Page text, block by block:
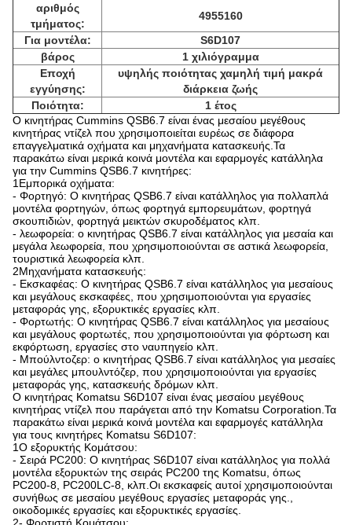
αριθμός
τμήματος:
4955160
Για μοντέλα:
S6D107
βάρος
1 χιλιόγραμμα
Εποχή
εγγύησης:
υψηλής ποιότητας χαμηλή τιμή μακρά
διάρκεια ζωής
Ποιότητα:
1 έτος
Ο κινητήρας Cummins QSB6.7 είναι ένας μεσαίου μεγέθους
κινητήρας ντίζελ που χρησιμοποιείται ευρέως σε διάφορα
επαγγελματικά οχήματα και μηχανήματα κατασκευής.Τα
παρακάτω είναι μερικά κοινά μοντέλα και εφαρμογές κατάλληλα
για την Cummins QSB6.7 κινητήρες:
1Εμπορικά οχήματα:
- Φορτηγό: Ο κινητήρας QSB6.7 είναι κατάλληλος για πολλαπλά
μοντέλα φορτηγών, όπως φορτηγά εμπορευμάτων, φορτηγά
σκουπιδιών, φορτηγά μεικτών σκυροδέματος κλπ.
- λεωφορεία: ο κινητήρας QSB6.7 είναι κατάλληλος για μεσαία και
μεγάλα λεωφορεία, που χρησιμοποιούνται σε αστικά λεωφορεία,
τουριστικά λεωφορεία κλπ.
2Μηχανήματα κατασκευής:
- Εκσκαφέας: Ο κινητήρας QSB6.7 είναι κατάλληλος για μεσαίους
και μεγάλους εκσκαφέες, που χρησιμοποιούνται για εργασίες
μεταφοράς γης, εξορυκτικές εργασίες κλπ.
- Φορτωτής: Ο κινητήρας QSB6.7 είναι κατάλληλος για μεσαίους
και μεγάλους φορτωτές, που χρησιμοποιούνται για φόρτωση και
εκφόρτωση, εργασίες στο ναυπηγείο κλπ.
- Μπούλντοζερ: ο κινητήρας QSB6.7 είναι κατάλληλος για μεσαίες
και μεγάλες μπουλντόζερ, που χρησιμοποιούνται για εργασίες
μεταφοράς γης, κατασκευής δρόμων κλπ.
Ο κινητήρας Komatsu S6D107 είναι ένας μεσαίου μεγέθους
κινητήρας ντίζελ που παράγεται από την Komatsu Corporation.Τα
παρακάτω είναι μερικά κοινά μοντέλα και εφαρμογές κατάλληλα
για τους κινητήρες Komatsu S6D107:
1Ο εξορυκτής Κομάτσου:
- Σειρά PC200: Ο κινητήρας S6D107 είναι κατάλληλος για πολλά
μοντέλα εξορυκτών της σειράς PC200 της Komatsu, όπως
PC200-8, PC200LC-8, κλπ.Οι εκσκαφείς αυτοί χρησιμοποιούνται
συνήθως σε μεσαίου μεγέθους εργασίες μεταφοράς γης.,
οικοδομικές εργασίες και εξορυκτικές εργασίες.